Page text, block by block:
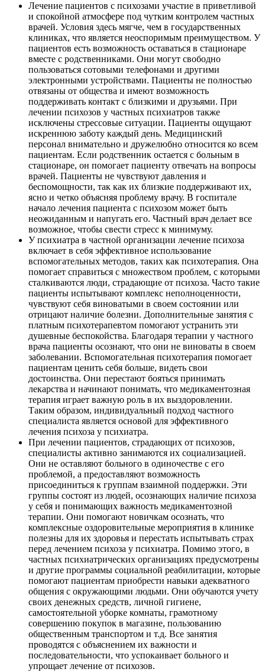
Лечение пациентов с психозами участие в приветливой
и спокойной атмосфере под чутким контролем частных
врачей. Условия здесь мягче, чем в государственных
клиниках, что является неоспоримым преимуществом. У
пациентов есть возможность оставаться в стационаре
вместе с родственниками. Они могут свободно
пользоваться сотовыми телефонами и другими
электронными устройствами. Пациенты не полностью
отвязаны от общества и имеют возможность
поддерживать контакт с близкими и друзьями. При
лечении психозов у частных психиатров также
исключены стрессовые ситуации. Пациенты ощущают
искреннюю заботу каждый день. Медицинский
персонал внимательно и дружелюбно относится ко всем
пациентам. Если родственник остается с больным в
стационаре, он помогает пациенту отвечать на вопросы
врачей. Пациенты не чувствуют давления и
беспомощности, так как их близкие поддерживают их,
ясно и четко объясняя проблему врачу. В госпитале
начало лечения пациента с психозом может быть
неожиданным и напугать его. Частный врач делает все
возможное, чтобы свести стресс к минимуму.
У психиатра в частной организации лечение психоза
включает в себя эффективное использование
вспомогательных методов, таких как психотерапия. Она
помогает справиться с множеством проблем, с которыми
сталкиваются люди, страдающие от психоза. Часто такие
пациенты испытывают комплекс неполноценности,
чувствуют себя виноватыми в своем состоянии или
отрицают наличие болезни. Дополнительные занятия с
платным психотерапевтом помогают устранить эти
душевные беспокойства. Благодаря терапии у частного
врача пациенты осознают, что они не виноваты в своем
заболевании. Вспомогательная психотерапия помогает
пациентам ценить себя больше, видеть свои
достоинства. Они перестают бояться принимать
лекарства и начинают понимать, что медикаментозная
терапия играет важную роль в их выздоровлении.
Таким образом, индивидуальный подход частного
специалиста является основой для эффективного
лечения психоза у психиатра.
При лечении пациентов, страдающих от психозов,
специалисты активно занимаются их социализацией.
Они не оставляют больного в одиночестве с его
проблемой, а предоставляют возможность
присоединиться к группам взаимной поддержки. Эти
группы состоят из людей, осознающих наличие психоза
у себя и понимающих важность медикаментозной
терапии. Они помогают новичкам осознать, что
комплексные оздоровительные мероприятия в клинике
полезны для их здоровья и перестать испытывать страх
перед лечением психоза у психиатра. Помимо этого, в
частных психиатрических организациях предусмотрены
и другие программы социальной реабилитации, которые
помогают пациентам приобрести навыки адекватного
общения с окружающими людьми. Они обучаются учету
своих денежных средств, личной гигиене,
самостоятельной уборке комнаты, грамотному
совершению покупок в магазине, пользованию
общественным транспортом и т.д. Все занятия
проводятся с объяснением их важности и
последовательности, что успокаивает больного и
упрощает лечение от психозов.